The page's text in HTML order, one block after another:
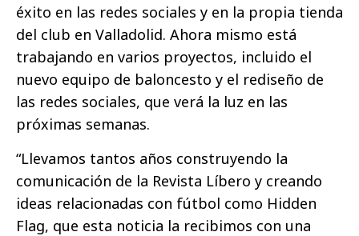
éxito en las redes sociales y en la propia tienda
del club en Valladolid. Ahora mismo está
trabajando en varios proyectos, incluido el
nuevo equipo de baloncesto y el rediseño de
las redes sociales, que verá la luz en las
próximas semanas.
“Llevamos tantos años construyendo la
comunicación de la Revista Líbero y creando
ideas relacionadas con fútbol como Hidden
Flag, que esta noticia la recibimos con una